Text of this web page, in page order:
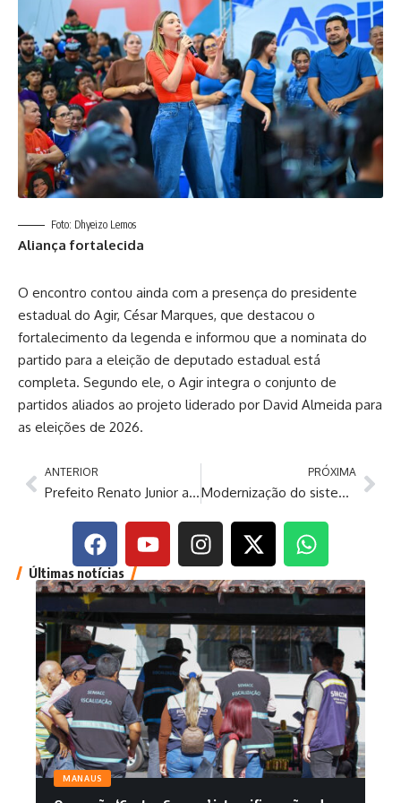
Foto: Dhyeizo Lemos
Aliança fortalecida
O encontro contou ainda com a presença do presidente
estadual do Agir, César Marques, que destacou o
fortalecimento da legenda e informou que a nominata do
partido para a eleição de deputado estadual está
completa. Segundo ele, o Agir integra o conjunto de
partidos aliados ao projeto liderado por David Almeida para
as eleições de 2026.
ANTERIOR
Prefeito Renato Junior autoriza início das obras de complexo esportivo no Jorge Teixeira
PRÓXIMA
Modernização do sistema: FCecon inaugura Super Centro de Diagnóstico de Câncer
Últimas notícias
MANAUS